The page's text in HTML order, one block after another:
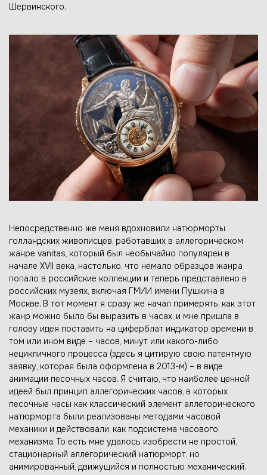
Шервинского.
Непосредственно же меня вдохновили натюрморты
голландских живописцев, работавших в аллегорическом
жанре vanitas, который был необычайно популярен в
начале XVII века, настолько, что немало образцов жанра
попало в российские коллекции и теперь представлено в
российских музеях, включая ГМИИ имени Пушкина в
Москве. В тот момент я сразу же начал примерять, как этот
жанр можно было бы выразить в часах, и мне пришла в
голову идея поставить на циферблат индикатор времени в
том или ином виде – часов, минут или какого-либо
нецикличного процесса (здесь я цитирую свою патентную
заявку, которая была оформлена в 2013-м) – в виде
анимации песочных часов. Я считаю, что наиболее ценной
идеей был принцип аллегорических часов, в которых
песочные часы как классический элемент аллегорического
натюрморта были реализованы методами часовой
механики и действовали, как подсистема часового
механизма. То есть мне удалось изобрести не простой,
стационарный аллегорический натюрморт, но
анимированный, движущийся и полностью механический.